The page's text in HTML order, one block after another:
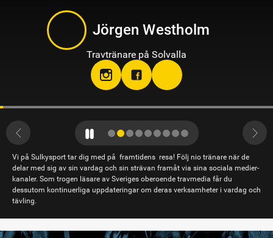
Jörgen Westholm
Travtränare på Solvalla
Vi på Sulkysport tar dig med på framtidens resa! Följ nio tränare när de
delar med sig av sin vardag och sin strävan framåt via sina sociala medier-
kanaler. Som trogen läsare av Sveriges oberoende travmedia får du
dessutom kontinuerliga uppdateringar om deras verksamheter i vardag och
tävling.